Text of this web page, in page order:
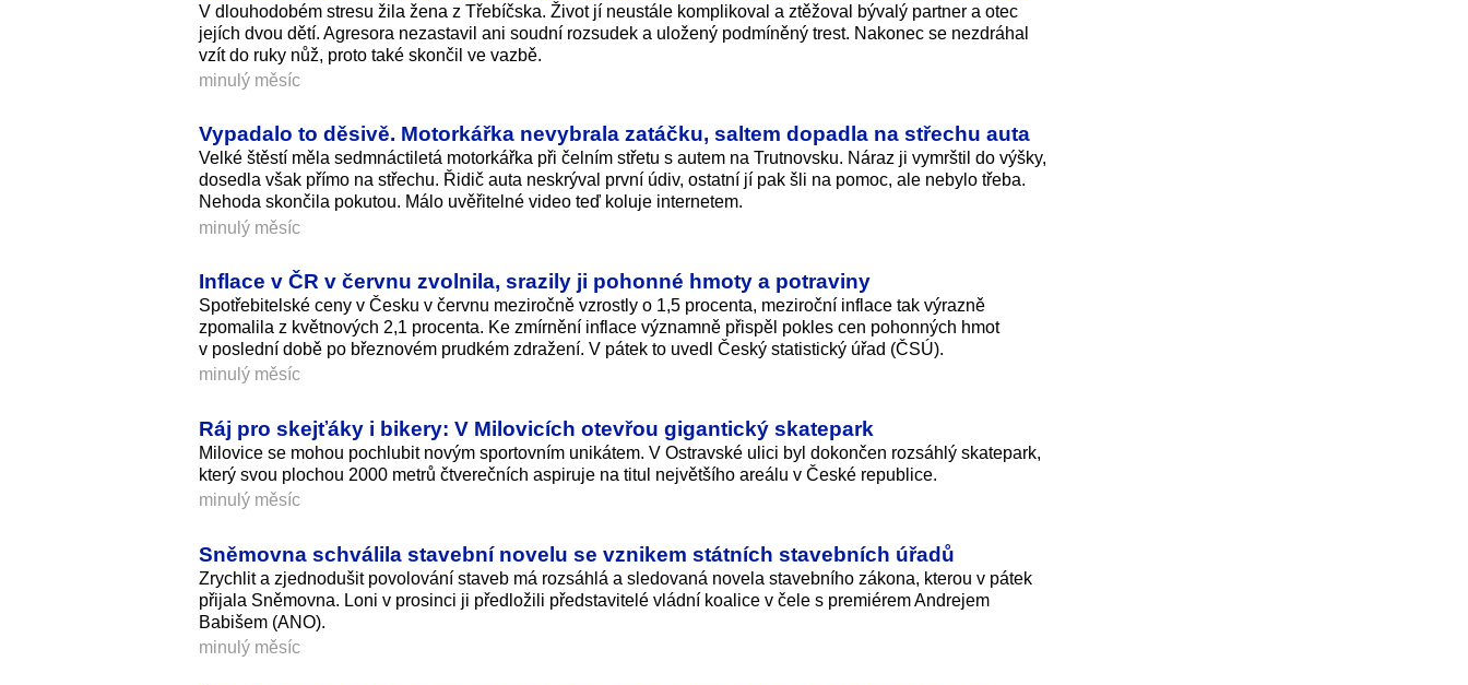
V dlouhodobém stresu žila žena z Třebíčska. Život jí neustále komplikoval a ztěžoval bývalý partner a otec
jejích dvou dětí. Agresora nezastavil ani soudní rozsudek a uložený podmíněný trest. Nakonec se nezdráhal
vzít do ruky nůž, proto také skončil ve vazbě.
minulý měsíc
Vypadalo to děsivě. Motorkářka nevybrala zatáčku, saltem dopadla na střechu auta
Velké štěstí měla sedmnáctiletá motorkářka při čelním střetu s autem na Trutnovsku. Náraz ji vymrštil do výšky,
dosedla však přímo na střechu. Řidič auta neskrýval první údiv, ostatní jí pak šli na pomoc, ale nebylo třeba.
Nehoda skončila pokutou. Málo uvěřitelné video teď koluje internetem.
minulý měsíc
Inflace v ČR v červnu zvolnila, srazily ji pohonné hmoty a potraviny
Spotřebitelské ceny v Česku v červnu meziročně vzrostly o 1,5 procenta, meziroční inflace tak výrazně
zpomalila z květnových 2,1 procenta. Ke zmírnění inflace významně přispěl pokles cen pohonných hmot
v poslední době po březnovém prudkém zdražení. V pátek to uvedl Český statistický úřad (ČSÚ).
minulý měsíc
Ráj pro skejťáky i bikery: V Milovicích otevřou gigantický skatepark
Milovice se mohou pochlubit novým sportovním unikátem. V Ostravské ulici byl dokončen rozsáhlý skatepark,
který svou plochou 2000 metrů čtverečních aspiruje na titul největšího areálu v České republice.
minulý měsíc
Sněmovna schválila stavební novelu se vznikem státních stavebních úřadů
Zrychlit a zjednodušit povolování staveb má rozsáhlá a sledovaná novela stavebního zákona, kterou v pátek
přijala Sněmovna. Loni v prosinci ji předložili představitelé vládní koalice v čele s premiérem Andrejem
Babišem (ANO).
minulý měsíc